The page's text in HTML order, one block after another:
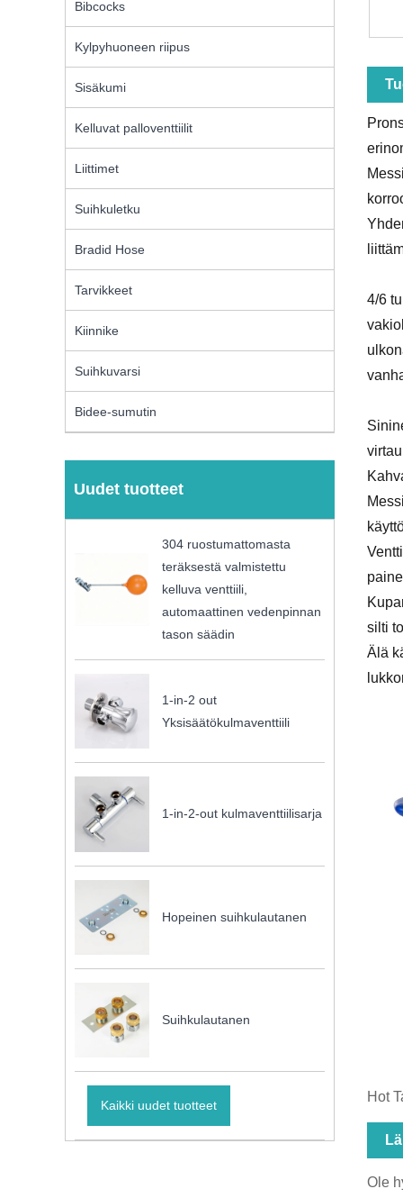
Bibcocks
Kylpyhuoneen riipus
Sisäkumi
Kelluvat palloventtiilit
Liittimet
Suihkuletku
Bradid Hose
Tarvikkeet
Kiinnike
Suihkuvarsi
Bidee-sumutin
Uudet tuotteet
304 ruostumattomasta
teräksestä valmistettu
kelluva venttiili,
automaattinen vedenpinnan
tason säädin
1-in-2 out
Yksisäätökulmaventtiili
1-in-2-out kulmaventtiilisarja
Hopeinen suihkulautanen
Suihkulautanen
Kaikki uudet tuotteet
4/6
silti
Älä
Hot
Ole